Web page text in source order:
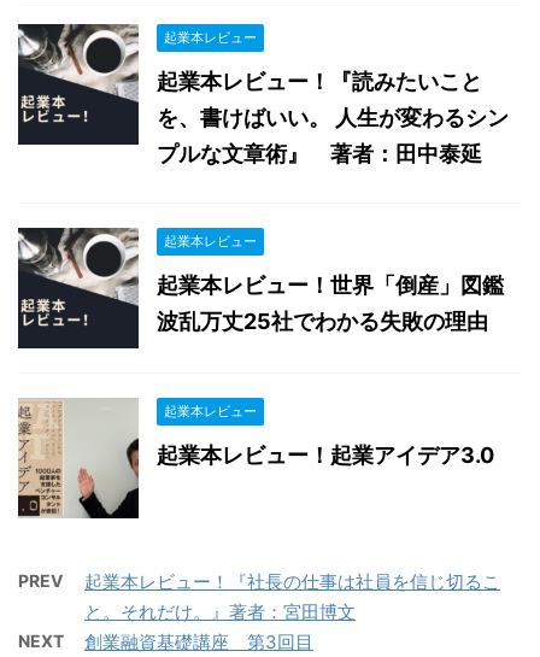
起業本レビュー
起業本レビュー！『読みたいこと
を、書けばいい。 人生が変わるシン
プルな文章術』 著者：田中泰延
起業本レビュー
起業本レビュー！世界「倒産」図鑑
波乱万丈25社でわかる失敗の理由
起業本レビュー
起業本レビュー！起業アイデア3.0
PREV
起業本レビュー！『社長の仕事は社員を信じ切るこ
と。それだけ。』著者：宮田博文
NEXT 創業融資基礎講座 第3回目